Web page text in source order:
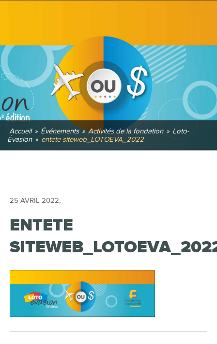
Accueil » Événements » Activités de la fondation » Loto-
Évasion » entete siteweb_LOTOEVA_2022
25 AVRIL 2022,
ENTETE